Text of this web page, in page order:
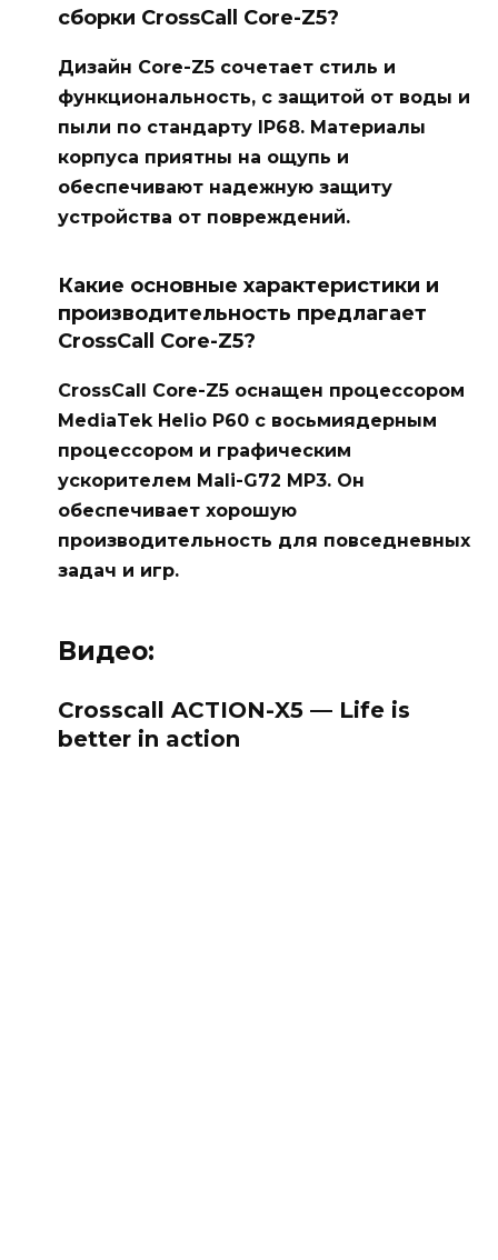
сборки CrossCall Core-Z5?
Дизайн Core-Z5 сочетает стиль и
функциональность, с защитой от воды и
пыли по стандарту IP68. Материалы
корпуса приятны на ощупь и
обеспечивают надежную защиту
устройства от повреждений.
Какие основные характеристики и
производительность предлагает
CrossCall Core-Z5?
CrossCall Core-Z5 оснащен процессором
MediaTek Helio P60 с восьмиядерным
процессором и графическим
ускорителем Mali-G72 MP3. Он
обеспечивает хорошую
производительность для повседневных
задач и игр.
Видео:
Crosscall ACTION-X5 — Life is
better in action